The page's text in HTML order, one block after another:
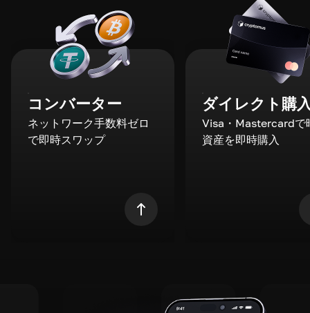
コンバーター
ネットワーク手数料ゼロ
で即時スワップ
ダイレクト購
Visa・Mastercardで
資産を即時購入